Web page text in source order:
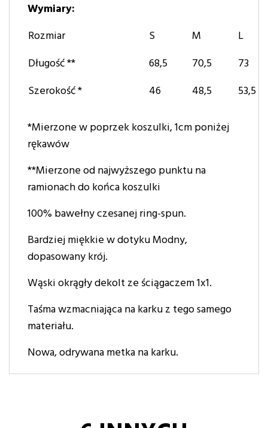
Wymiary:
Rozmiar
S M
L
Długość **
68,5 70,5
73
Szerokość *
46 48,5 53,5
*Mierzone w poprzek koszulki, 1cm poniżej
rękawów
**Mierzone od najwyższego punktu na
ramionach do końca koszulki
100% bawełny czesanej ring-spun.
Bardziej miękkie w dotyku Modny,
dopasowany krój.
Wąski okrągły dekolt ze ściągaczem 1x1.
Taśma wzmacniająca na karku z tego samego
materiału.
Nowa, odrywana metka na karku.